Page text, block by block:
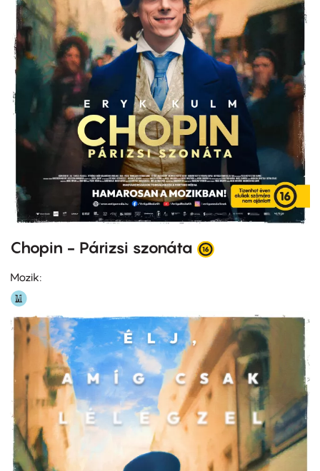
Chopin - Párizsi szonáta
Mozik: